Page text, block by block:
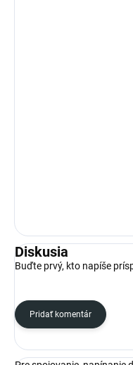
Diskusia
Buďte prvý, kto napíše
Pridať komentár